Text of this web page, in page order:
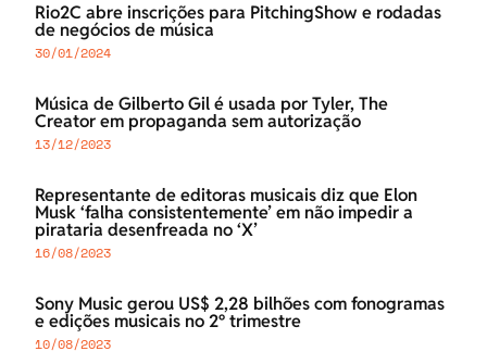
Rio2C abre inscrições para PitchingShow e rodadas
de negócios de música
30/01/2024
Música de Gilberto Gil é usada por Tyler, The
Creator em propaganda sem autorização
13/12/2023
Representante de editoras musicais diz que Elon
Musk ‘falha consistentemente’ em não impedir a
pirataria desenfreada no ‘X’
16/08/2023
Sony Music gerou US$ 2,28 bilhões com fonogramas
e edições musicais no 2º trimestre
10/08/2023